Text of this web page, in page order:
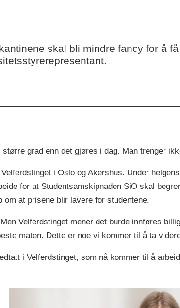
skal bli mindre fancy for å
grad enn det gjøres i dag. Man trenger
i Oslo og Akershus. Under
for at Studentsamskipnaden SiO skal
om at prisene blir lavere for studentene.
Velferdstinget mener det burde innføres
maten. Dette er noe vi kommer til å ta
i Velferdstinget, som nå kommer til å